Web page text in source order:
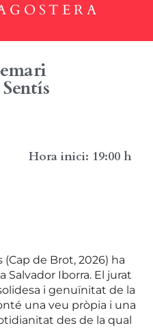
Hora inici: 19:00 h
de Brot, 2026) ha
Salvador Iborra. El jurat
i genuïnitat de la
una veu pròpia i una
des de la qual